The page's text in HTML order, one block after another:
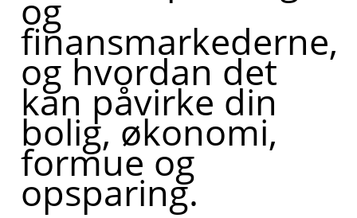
og
finansmarkederne,
og hvordan det
kan påvirke din
bolig, økonomi,
formue og
opsparing.